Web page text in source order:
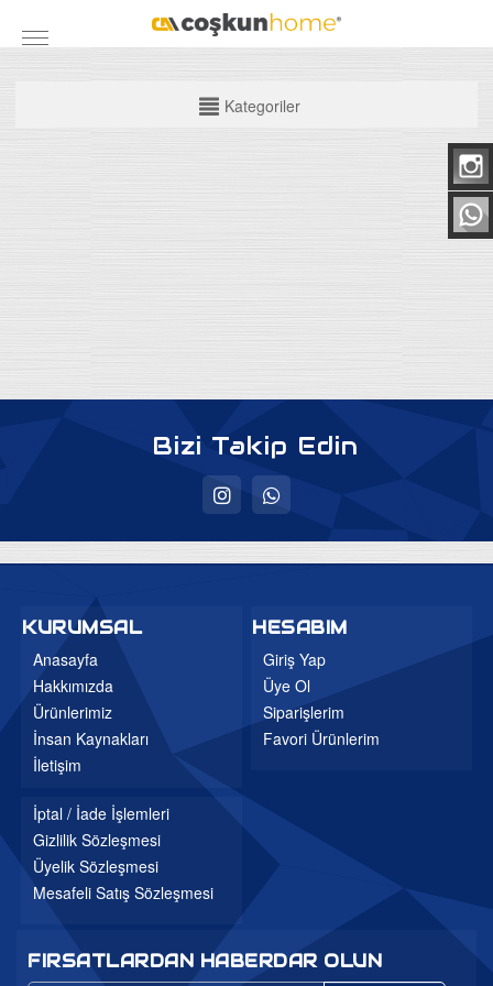
Baza Başlıkları
Ev Tekstili
Bebek Odaları
Genç Odaları
Bahçe Mobilyaları
Düğün Paketleri
3'lü Setler
Mutfak Masa ve Sandalye
Kategoriler
Bizi Takip Edin
KURUMSAL
Anasayfa
Hakkımızda
Ürünlerimiz
İnsan Kaynakları
İletişim
HESABIM
Giriş Yap
Üye Ol
Siparişlerim
Favori Ürünlerim
İptal / İade İşlemleri
Gizlilik Sözleşmesi
Üyelik Sözleşmesi
Mesafeli Satış Sözleşmesi
FIRSATLARDAN HABERDAR OLUN